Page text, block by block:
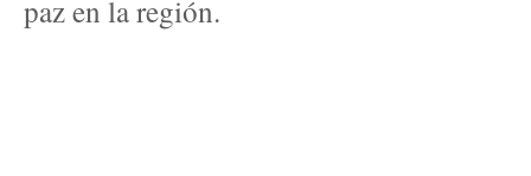
paz en la región.